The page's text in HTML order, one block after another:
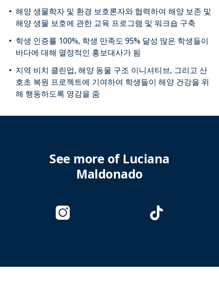
해양 생물학자 및 환경 보호론자와 협력하여 해양 보존 및
해양 생물 보호에 관한 교육 프로그램 및 워크숍 구축
학생 인증률 100%, 학생 만족도 95% 달성 많은 학생들이
바다에 대해 열정적인 홍보대사가 됨
지역 비치 클린업, 해양 동물 구조 이니셔티브, 그리고 산
호초 복원 프로젝트에 기여하여 학생들이 해양 건강을 위
해 행동하도록 영감을 줌
See more of Luciana
Maldonado